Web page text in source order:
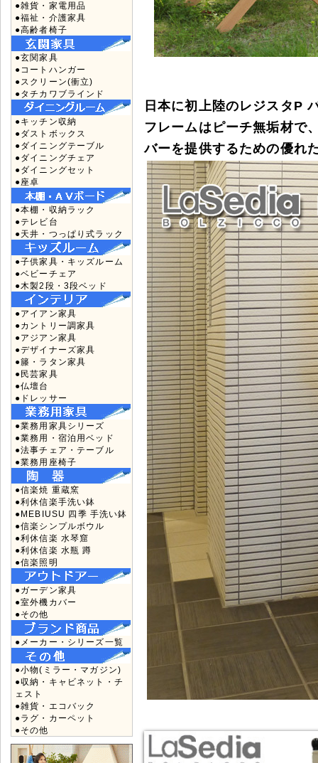
●雑貨・家電用品
●福祉・介護家具
●高齢者椅子
●玄関家具
●コートハンガー
●スクリーン(衝立)
●タチカワブラインド
●キッチン収納
●ダストボックス
●ダイニングテーブル
●ダイニングチェア
●ダイニングセット
●座卓
●本棚・収納ラック
●テレビ台
●天井・つっぱり式ラック
●子供家具・キッズルーム
●ベビーチェア
●木製2段・3段ベッド
●アイアン家具
●カントリー調家具
●アジアン家具
●デザイナーズ家具
●籐・ラタン家具
●民芸家具
●仏壇台
●ドレッサー
●業務用家具シリーズ
●業務用・宿泊用ベッド
●法事チェア・テーブル
●業務用座椅子
●信楽焼 重蔵窯
●利休信楽手洗い鉢
●MEBIUSU 四季 手洗い鉢
●信楽シンプルボウル
●利休信楽 水琴窟
●利休信楽 水瓶 蹲
●信楽照明
●ガーデン家具
●室外機カバー
●その他
●メーカー・シリーズ一覧
●小物(ミラー・マガジン)
●収納・キャビネット・チ
ェスト
●雑貨・エコバック
●ラグ・カーペット
●その他
日本に初上陸のレジスタP
フレームはピーチ無垢材で
バーを提供するための優れ